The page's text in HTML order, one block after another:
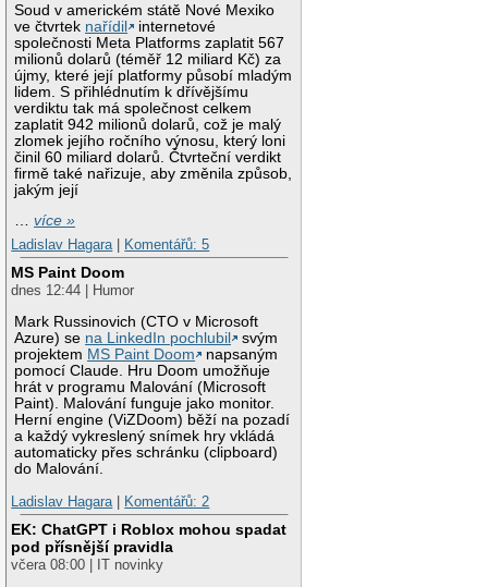
Soud v americkém státě Nové Mexiko
ve čtvrtek nařídil
internetové
společnosti Meta Platforms zaplatit 567
milionů dolarů (téměř 12 miliard Kč) za
újmy, které její platformy působí mladým
lidem. S přihlédnutím k dřívějšímu
verdiktu tak má společnost celkem
zaplatit 942 milionů dolarů, což je malý
zlomek jejího ročního výnosu, který loni
činil 60 miliard dolarů. Čtvrteční verdikt
firmě také nařizuje, aby změnila způsob,
jakým její
…více »
Ladislav Hagara
Komentářů: 5
MS Paint Doom
dnes 12:44 | Humor
Mark Russinovich (CTO v Microsoft
Azure) se na LinkedIn pochlubil
svým
projektem MS Paint Doom
napsaným
pomocí Claude. Hru Doom umožňuje
hrát v programu Malování (Microsoft
Paint). Malování funguje jako monitor.
Herní engine (ViZDoom) běží na pozadí
a každý vykreslený snímek hry vkládá
automaticky přes schránku (clipboard)
do Malování.
Ladislav Hagara
Komentářů: 2
EK: ChatGPT i Roblox mohou spadat
pod přísnější pravidla
včera 08:00 | IT novinky